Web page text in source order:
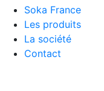
Soka France
Les produits
La société
Contact